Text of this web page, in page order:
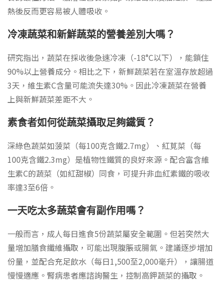
熱後反而更容易被人體吸收。
冷凍蔬菜和新鮮蔬菜的營養差別大嗎？
研究指出，蔬菜在採收後急速冷凍（-18°C以下），能鎖住
90%以上營養成分。相比之下，新鮮蔬菜若在室溫存放超過
3天，維生素C含量可能流失達30%。因此冷凍蔬菜在營養
上與新鮮蔬菜差距不大。
素食者如何從蔬菜攝取足夠鐵質？
深綠色蔬菜如菠菜（每100克含鐵2.7mg）、紅莧菜（每
100克含鐵2.3mg）是植物性鐵質的良好來源。配合富含維
生素C的蔬菜（如紅甜椒）同食，可提升非血紅素鐵的吸收
率達3至6倍。
一天吃太多蔬菜會有副作用嗎？
一般而言，成人每日進食5份蔬菜屬安全範圍。但若突然大
量增加膳食纖維攝取，可能出現腹脹或腸氣。建議逐步增加
份量，並配合充足飲水（每日1,500至2,000毫升），讓腸道
慢慢適應。腎病患者應諮詢醫生，控制高鉀蔬菜的攝取。